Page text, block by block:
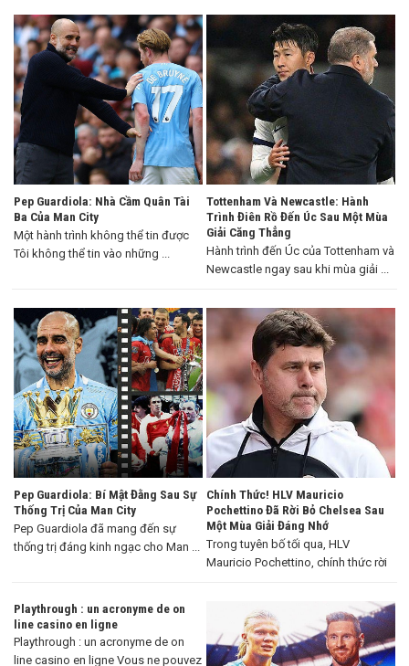
Pep Guardiola: Nhà Cầm Quân Tài
Ba Của Man City
Một hành trình không thể tin được
Tôi không thể tin vào những ...
Tottenham Và Newcastle: Hành
Trình Điên Rồ Đến Úc Sau Một Mùa
Giải Căng Thẳng
Hành trình đến Úc của Tottenham và
Newcastle ngay sau khi mùa giải ...
Pep Guardiola: Bí Mật Đằng Sau Sự
Thống Trị Của Man City
Pep Guardiola đã mang đến sự
thống trị đáng kinh ngạc cho Man ...
Chính Thức! HLV Mauricio
Pochettino Đã Rời Bỏ Chelsea Sau
Một Mùa Giải Đáng Nhớ
Trong tuyên bố tối qua, HLV
Mauricio Pochettino, chính thức rời
Playthrough : un acronyme de on
line casino en ligne
Playthrough : un acronyme de on
line casino en ligne Vous ne pouvez